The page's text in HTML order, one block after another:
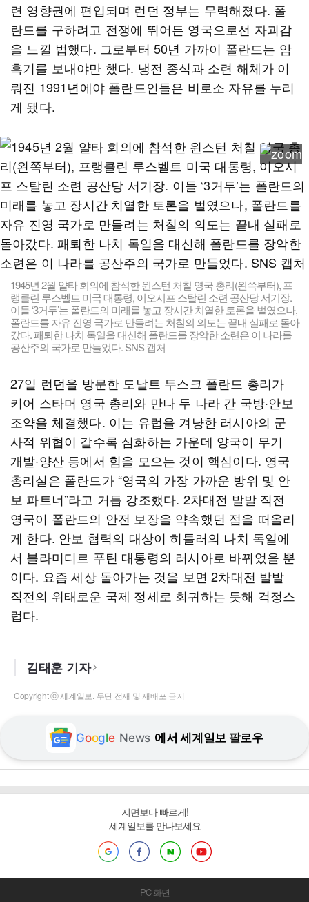
련 영향권에 편입되며 런던 정부는 무력해졌다. 폴
란드를 구하려고 전쟁에 뛰어든 영국으로선 자괴감
을 느낄 법했다. 그로부터 50년 가까이 폴란드는 암
흑기를 보내야만 했다. 냉전 종식과 소련 해체가 이
뤄진 1991년에야 폴란드인들은 비로소 자유를 누리
게 됐다.
1945년 2월 얄타 회의에 참석한 윈스턴 처칠 영국 총리(왼쪽부터), 프
랭클린 루스벨트 미국 대통령, 이오시프 스탈린 소련 공산당 서기장.
이들 ‘3거두’는 폴란드의 미래를 놓고 장시간 치열한 토론을 벌였으나,
폴란드를 자유 진영 국가로 만들려는 처칠의 의도는 끝내 실패로 돌아
갔다. 패퇴한 나치 독일을 대신해 폴란드를 장악한 소련은 이 나라를
공산주의 국가로 만들었다. SNS 캡처
27일 런던을 방문한 도날트 투스크 폴란드 총리가
키어 스타머 영국 총리와 만나 두 나라 간 국방·안보
조약을 체결했다. 이는 유럽을 겨냥한 러시아의 군
사적 위협이 갈수록 심화하는 가운데 양국이 무기
개발·양산 등에서 힘을 모으는 것이 핵심이다. 영국
총리실은 폴란드가 “영국의 가장 가까운 방위 및 안
보 파트너”라고 거듭 강조했다. 2차대전 발발 직전
영국이 폴란드의 안전 보장을 약속했던 점을 떠올리
게 한다. 안보 협력의 대상이 히틀러의 나치 독일에
서 블라미디르 푸틴 대통령의 러시아로 바뀌었을 뿐
이다. 요즘 세상 돌아가는 것을 보면 2차대전 발발
직전의 위태로운 국제 정세로 회귀하는 듯해 걱정스
럽다.
김태훈 기자
Copyright ⓒ 세계일보. 무단 전재 및 재배포 금지
Google News 에서 세계일보 팔로우
지면보다 빠르게!
세계일보를 만나보세요
PC 화면